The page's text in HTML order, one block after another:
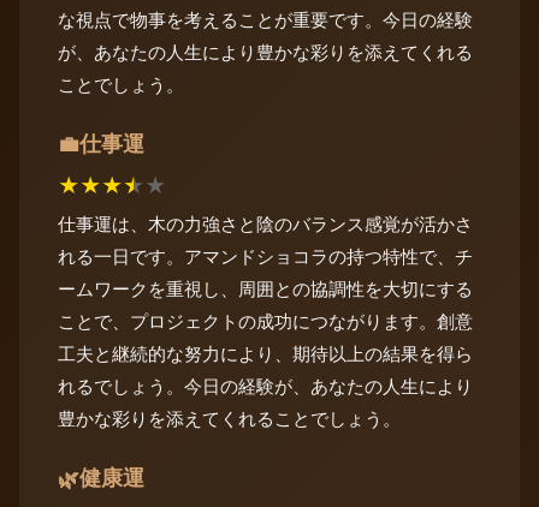
な視点で物事を考えることが重要です。今日の経験
が、あなたの人生により豊かな彩りを添えてくれる
ことでしょう。
💼仕事運
★★★★★
仕事運は、木の力強さと陰のバランス感覚が活かさ
れる一日です。アマンドショコラの持つ特性で、チ
ームワークを重視し、周囲との協調性を大切にする
ことで、プロジェクトの成功につながります。創意
工夫と継続的な努力により、期待以上の結果を得ら
れるでしょう。今日の経験が、あなたの人生により
豊かな彩りを添えてくれることでしょう。
🌿健康運